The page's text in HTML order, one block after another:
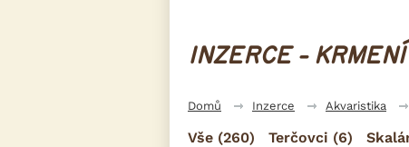
INZERCE -
Domů Inzerce Akvaristika
Vše (260) Terčovci (6)